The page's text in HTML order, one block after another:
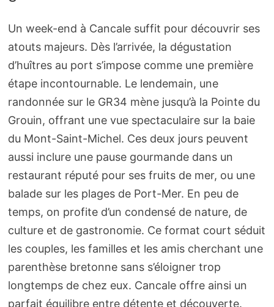
Un week-end à Cancale suffit pour découvrir ses
atouts majeurs. Dès l’arrivée, la dégustation
d’huîtres au port s’impose comme une première
étape incontournable. Le lendemain, une
randonnée sur le GR34 mène jusqu’à la Pointe du
Grouin, offrant une vue spectaculaire sur la baie
du Mont-Saint-Michel. Ces deux jours peuvent
aussi inclure une pause gourmande dans un
restaurant réputé pour ses fruits de mer, ou une
balade sur les plages de Port-Mer. En peu de
temps, on profite d’un condensé de nature, de
culture et de gastronomie. Ce format court séduit
les couples, les familles et les amis cherchant une
parenthèse bretonne sans s’éloigner trop
longtemps de chez eux. Cancale offre ainsi un
parfait équilibre entre détente et découverte.